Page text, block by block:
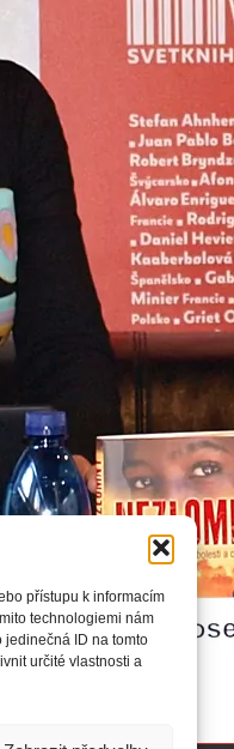
přístupu k informacím
technologiemi nám
ID na tomto
určité vlastnosti a